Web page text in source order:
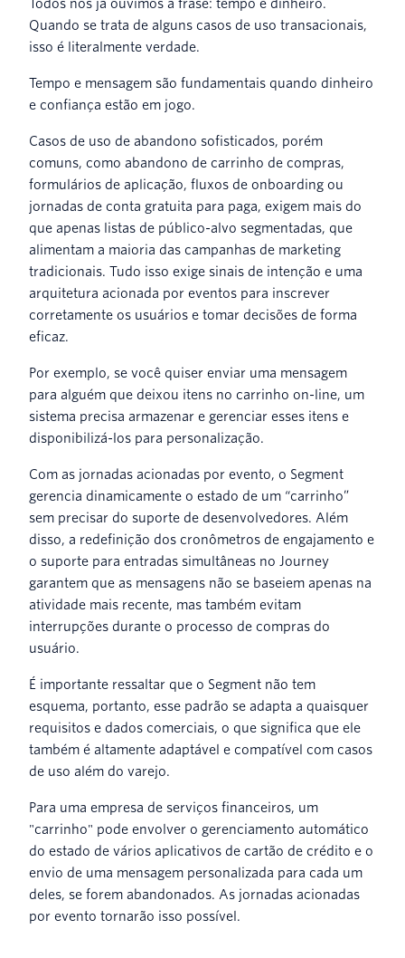
Todos nós já ouvimos a frase: tempo é dinheiro.
Quando se trata de alguns casos de uso transacionais,
isso é literalmente verdade.
Tempo e mensagem são fundamentais quando dinheiro
e confiança estão em jogo.
Casos de uso de abandono sofisticados, porém
comuns, como abandono de carrinho de compras,
formulários de aplicação, fluxos de onboarding ou
jornadas de conta gratuita para paga, exigem mais do
que apenas listas de público-alvo segmentadas, que
alimentam a maioria das campanhas de marketing
tradicionais. Tudo isso exige sinais de intenção e uma
arquitetura acionada por eventos para inscrever
corretamente os usuários e tomar decisões de forma
eficaz.
Por exemplo, se você quiser enviar uma mensagem
para alguém que deixou itens no carrinho on-line, um
sistema precisa armazenar e gerenciar esses itens e
disponibilizá-los para personalização.
Com as jornadas acionadas por evento, o Segment
gerencia dinamicamente o estado de um “carrinho”
sem precisar do suporte de desenvolvedores. Além
disso, a redefinição dos cronômetros de engajamento e
o suporte para entradas simultâneas no Journey
garantem que as mensagens não se baseiem apenas na
atividade mais recente, mas também evitam
interrupções durante o processo de compras do
usuário.
É importante ressaltar que o Segment não tem
esquema, portanto, esse padrão se adapta a quaisquer
requisitos e dados comerciais, o que significa que ele
também é altamente adaptável e compatível com casos
de uso além do varejo.
Para uma empresa de serviços financeiros, um
"carrinho" pode envolver o gerenciamento automático
do estado de vários aplicativos de cartão de crédito e o
envio de uma mensagem personalizada para cada um
deles, se forem abandonados. As jornadas acionadas
por evento tornarão isso possível.